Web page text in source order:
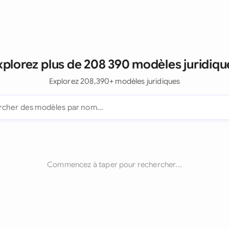
plus de 208 390 modèles
Explorez 208,390+ modèles juridiques
Commencez à taper pour rechercher...